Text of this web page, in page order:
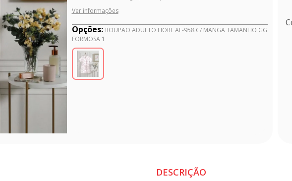
Ver informações
Opções: ROUPAO ADULTO FIORE AF-958 C/ MANGA TAMANHO GG
FORMOSA 1
DESCRIÇÃO